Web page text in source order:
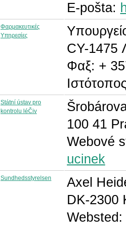
E-pošta:
Φαρμακευτικές
Υπηρεσίες
CY-1475
Φαξ: +
Státní ústav pro
kontrolu léČiv
100 41
Webové
ucinek
Sundhedsstyrelsen
Axel
DK-2300
Websted: